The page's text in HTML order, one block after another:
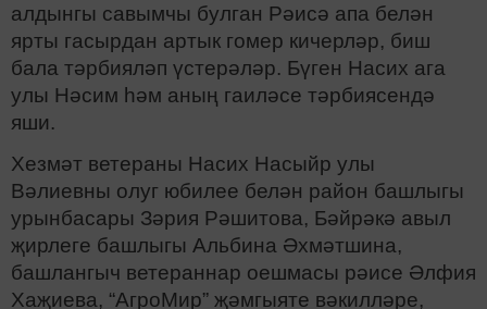
алдынгы савымчы булган Рәисә апа белән
ярты гасырдан артык гомер кичерләр, биш
бала тәрбияләп үстерәләр. Бүген Насих ага
улы Нәсим һәм аның гаиләсе тәрбиясендә
яши.
Хезмәт ветераны Насих Насыйр улы
Вәлиевны олуг юбилее белән район башлыгы
урынбасары Зәрия Рәшитова, Бәйрәкә авыл
җирлеге башлыгы Альбина Әхмәтшина,
башлангыч ветераннар оешмасы рәисе Әлфия
Хаҗиева, “АгроМир” җәмгыяте вәкилләре,